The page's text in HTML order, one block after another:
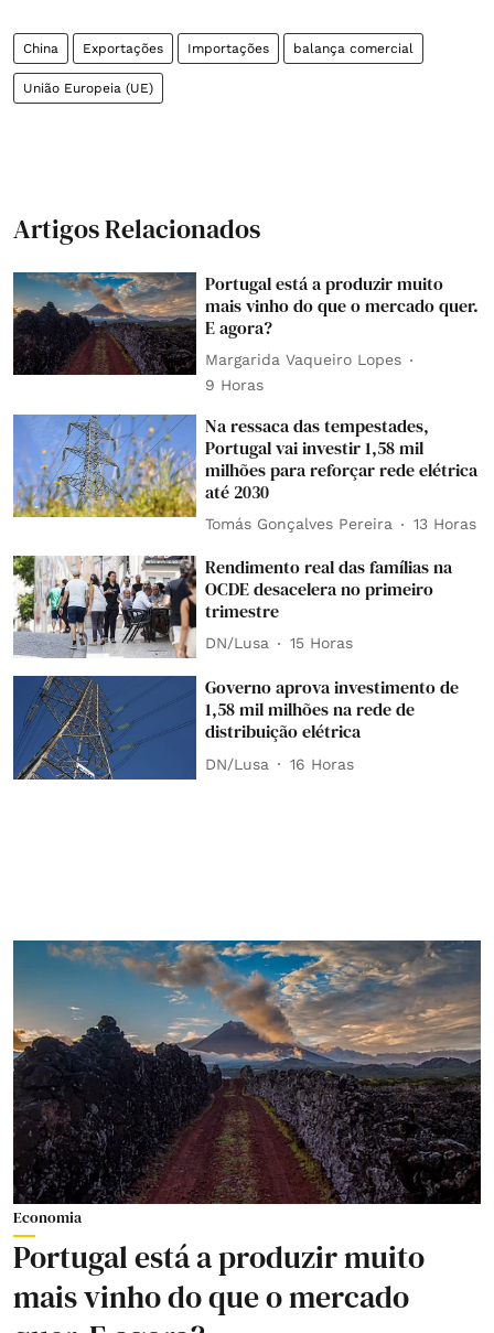
China Exportações Importações balança comercial
União Europeia (UE)
Artigos Relacionados
Portugal está a produzir muito
mais vinho do que o mercado quer.
E agora?
Margarida Vaqueiro Lopes
9 Horas
Na ressaca das tempestades,
Portugal vai investir 1,58 mil
milhões para reforçar rede elétrica
até 2030
Tomás Gonçalves Pereira 13 Horas
Rendimento real das famílias na
OCDE desacelera no primeiro
trimestre
DN/Lusa 15 Horas
Governo aprova investimento de
1,58 mil milhões na rede de
distribuição elétrica
DN/Lusa 16 Horas
Economia
Portugal está a produzir muito
mais vinho do que o mercado